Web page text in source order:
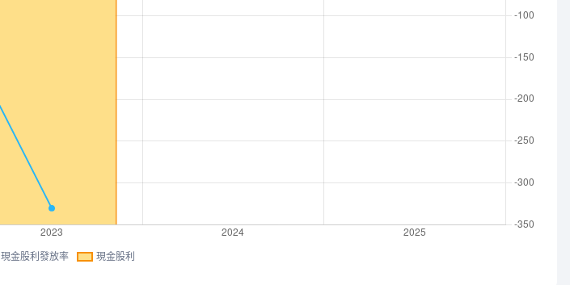
現金股利發放率 現金股利